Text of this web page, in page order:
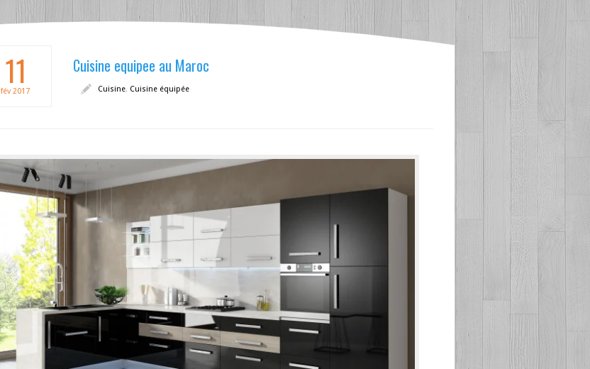
11
fév 2017
Cuisine equipee au Maroc
Cuisine, Cuisine équipée